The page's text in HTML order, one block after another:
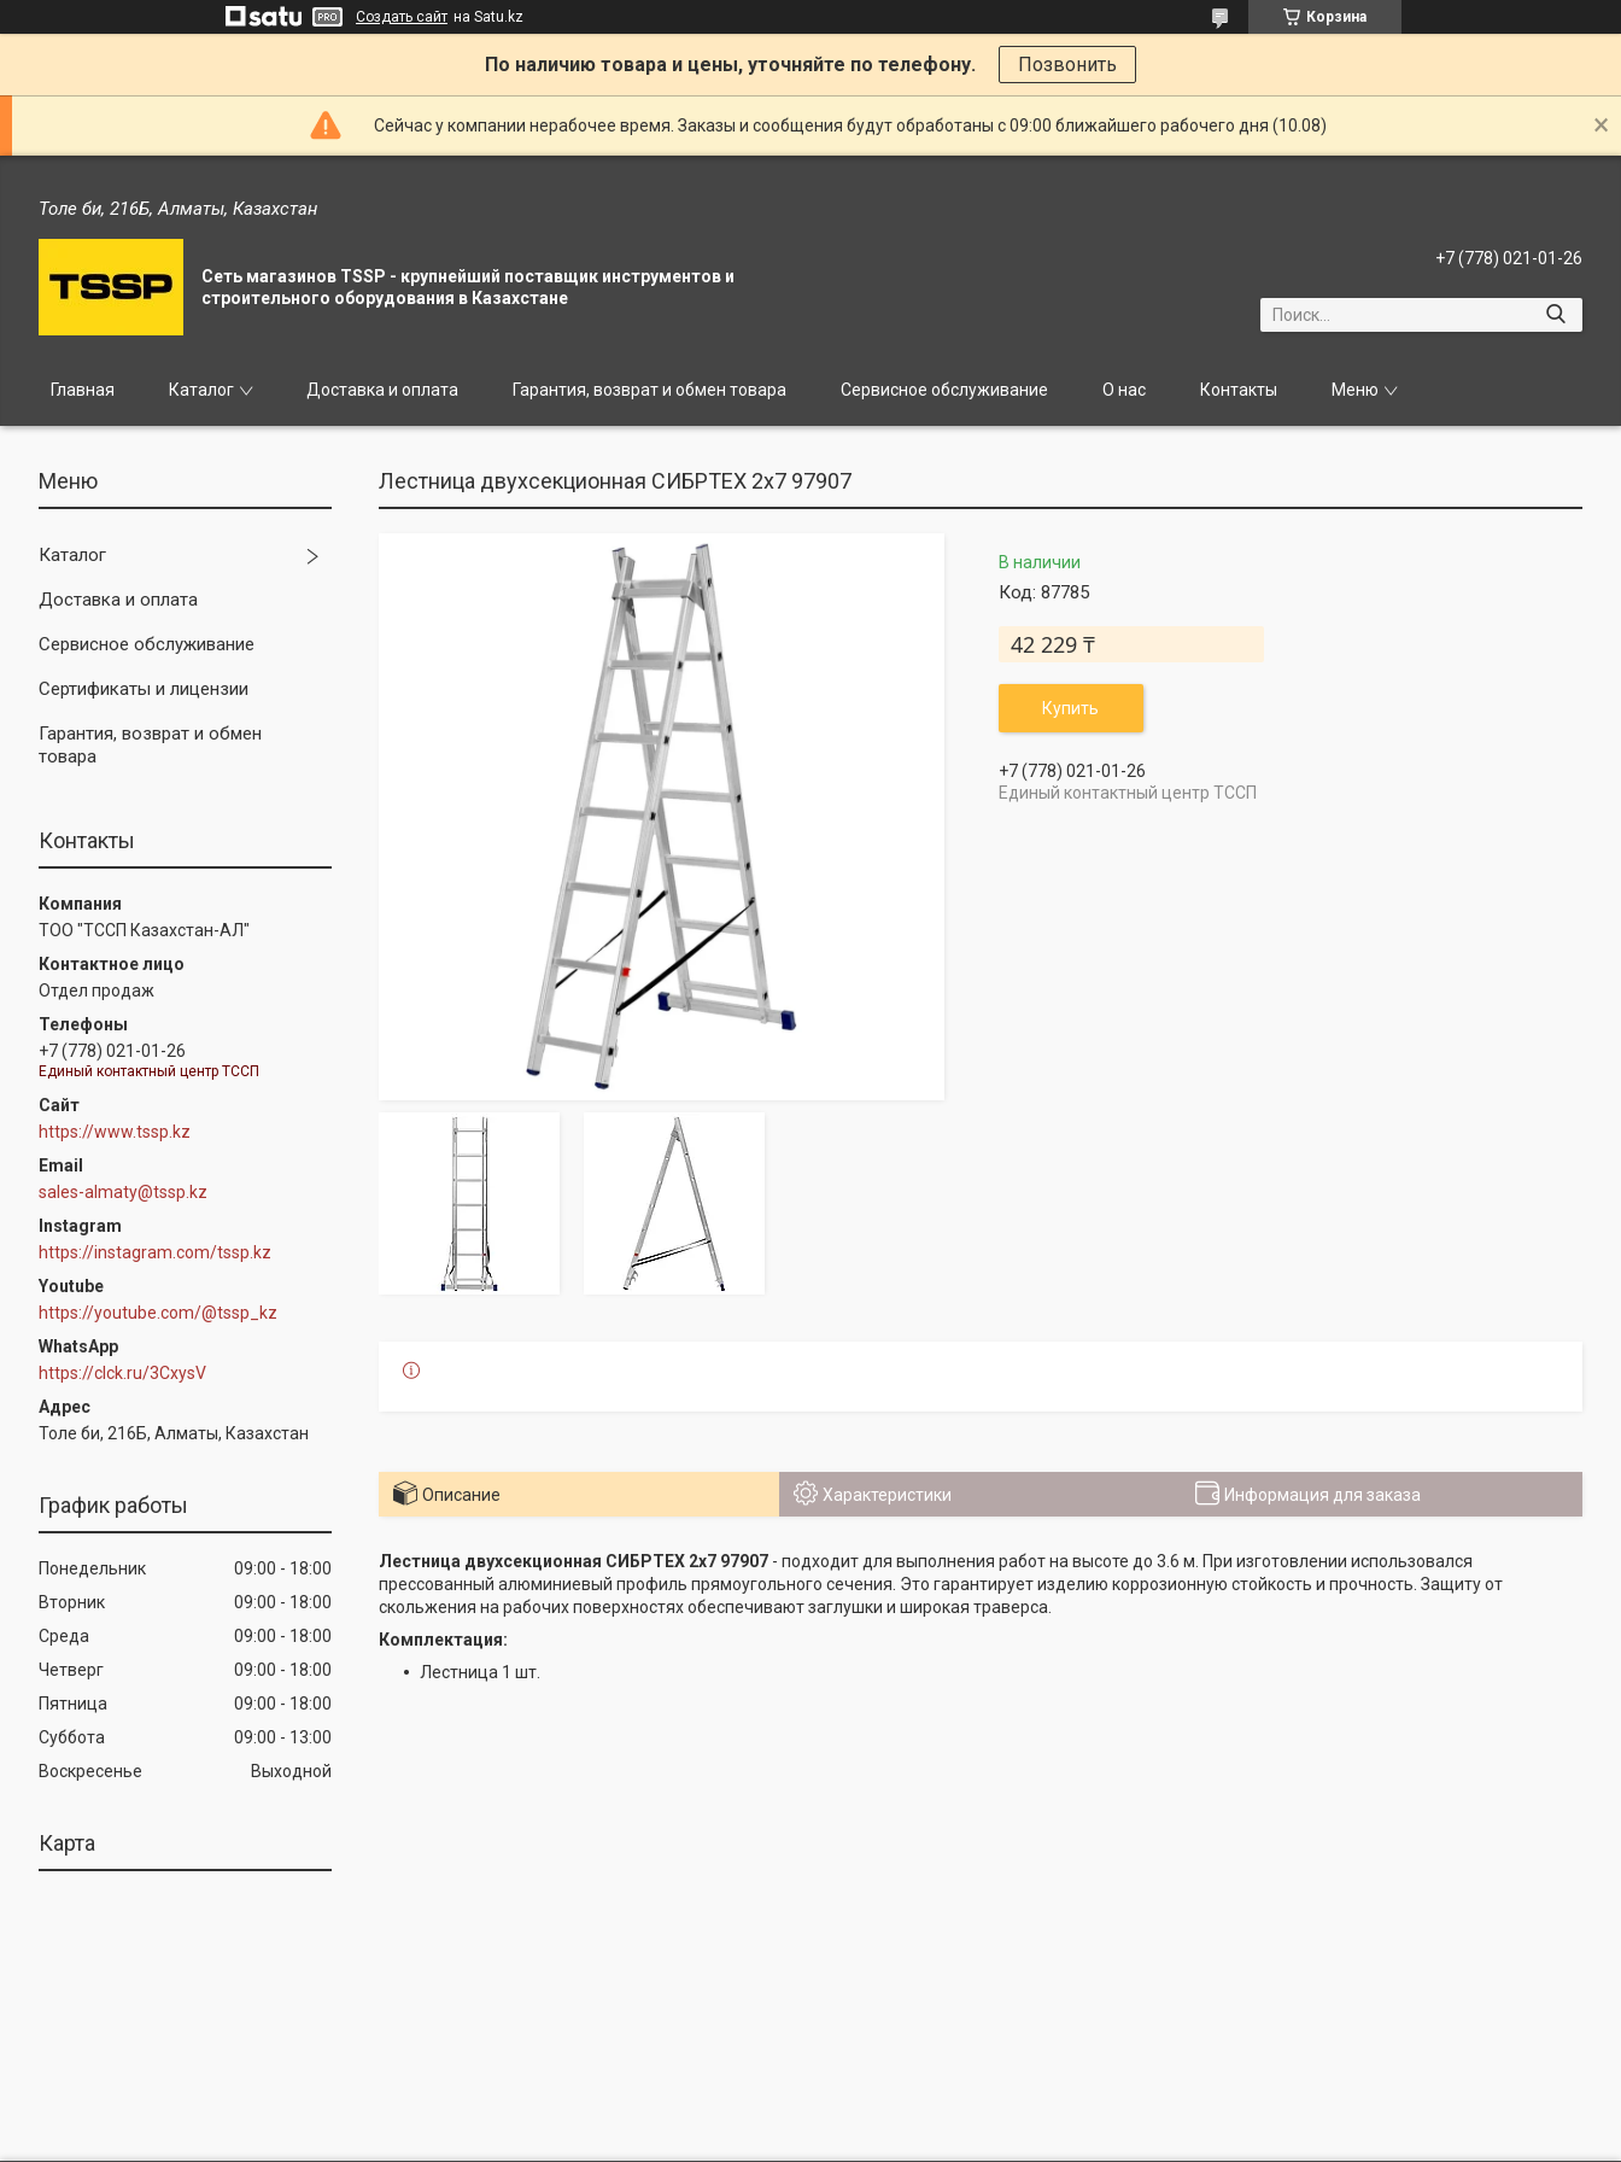
Создать сайт на Satu.kz Корзина
По наличию товара и цены, уточняйте по телефону. Позвонить
Сейчас у компании нерабочее время. Заказы и сообщения будут обработаны с 09:00 ближайшего рабочего дня (10.08)
Толе би, 216Б, Алматы, Казахстан
Сеть магазинов TSSP - крупнейший поставщик инструментов и
строительного оборудования в Казахстане
+7 (778) 021-01-26
Главная Каталог Доставка и оплата Гарантия, возврат и обмен товара Сервисное обслуживание О нас Контакты Меню
Каталог
Доставка и оплата
Сервисное обслуживание
Сертификаты и лицензии
Гарантия, возврат и обмен
товара
Контакты
ТОО "ТССП Казахстан-АЛ"
Отдел продаж
+7 (778) 021-01-26
Единый контактный центр ТССП
https://www.tssp.kz
sales-almaty@tssp.kz
Instagram
https://instagram.com/tssp.kz
Youtube
https://youtube.com/@tssp_kz
WhatsApp
https://clck.ru/3CxysV
Толе би, 216Б, Алматы, Казахстан
График работы
Понедельник 09:00
18:00
Вторник
09:00
18:00
Среда
09:00
18:00
Четверг
09:00
18:00
Пятница
09:00
18:00
Суббота
09:00
13:00
Воскресенье
Выходной
Карта
Лестница двухсекционная СИБРТЕХ 2х7 97907
В наличии
Код: 87785
42 229 ₸
Купить
+7 (778) 021-01-26
Единый контактный центр ТССП
Описание Характеристики Информация для заказа
Лестница двухсекционная СИБРТЕХ 2х7 97907- подходит для выполнения работ на высоте до 3.6 м. При изготовлении использовался
прессованный алюминиевый профиль прямоугольного сечения. Это гарантирует изделию коррозионную стойкость и прочность. Защиту от
скольжения на рабочих поверхностях обеспечивают заглушки и широкая траверса.
Комплектация:
Лестница 1 шт.